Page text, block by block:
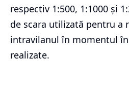
respectiv 1:500, 1:1000 și
de scara utilizată pentru a
intravilanul în momentul
realizate.